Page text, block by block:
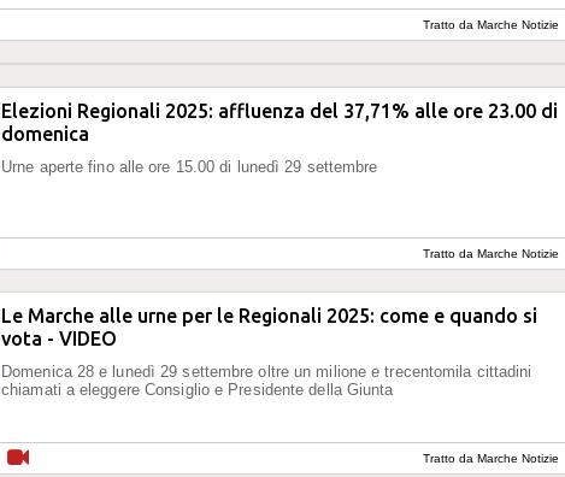
Tratto da Marche Notizie
Elezioni Regionali 2025: affluenza del 37,71% alle ore 23.00 di
domenica
Urne aperte fino alle ore 15.00 di lunedì 29 settembre
Tratto da Marche Notizie
Le Marche alle urne per le Regionali 2025: come e quando si
vota - VIDEO
Domenica 28 e lunedì 29 settembre oltre un milione e trecentomila cittadini
chiamati a eleggere Consiglio e Presidente della Giunta
Tratto da Marche Notizie